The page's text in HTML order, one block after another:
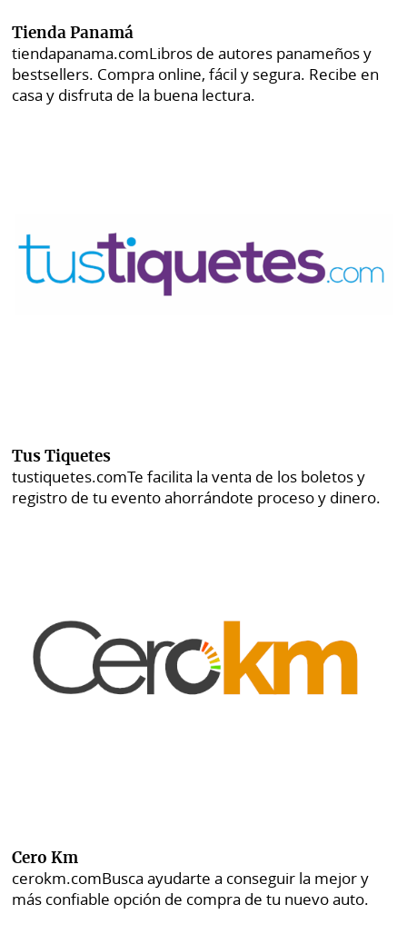
Tienda Panamá
tiendapanama.comLibros de autores panameños y
bestsellers. Compra online, fácil y segura. Recibe en
casa y disfruta de la buena lectura.
Tus Tiquetes
tustiquetes.comTe facilita la venta de los boletos y
registro de tu evento ahorrándote proceso y dinero.
Cero Km
cerokm.comBusca ayudarte a conseguir la mejor y
más confiable opción de compra de tu nuevo auto.